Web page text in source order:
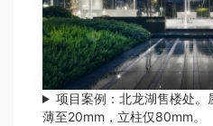
项目案例：北龙湖售楼处
薄至20mm，立柱仅80mm。